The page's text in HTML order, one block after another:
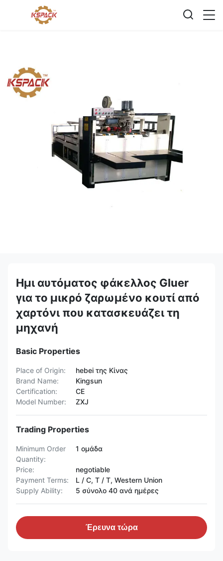
Ημι αυτόματος φάκελλος Gluer
για το μικρό ζαρωμένο κουτί από
χαρτόνι που κατασκευάζει τη
μηχανή
Basic Properties
Place of Origin:
hebei της Κίνας
Brand Name:
Kingsun
Certification:
CE
Model Number:
ZXJ
Trading Properties
Minimum Order
Quantity:
1 ομάδα
Price:
negotiable
Payment Terms:
L / C, T / T, Western Union
Supply Ability:
5 σύνολο 40 ανά ημέρες
Έρευνα τώρα